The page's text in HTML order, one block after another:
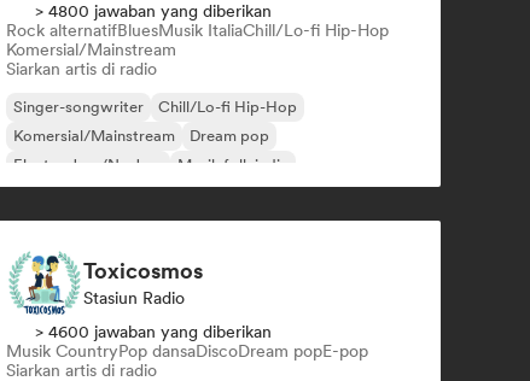
> 4800 jawaban yang diberikan
Rock alternatifBluesMusik ItaliaChill/Lo-fi Hip-Hop
Komersial/Mainstream
Siarkan artis di radio
Singer-songwriter
Chill/Lo-fi Hip-Hop
Komersial/Mainstream
Dream pop
Electro Jazz/Nu Jazz
Musik folk indie
Toxicosmos
Stasiun Radio
> 4600 jawaban yang diberikan
Musik CountryPop dansaDiscoDream popE-pop
Siarkan artis di radio